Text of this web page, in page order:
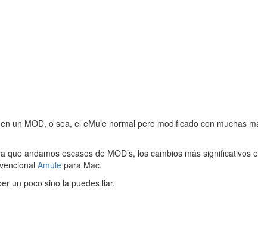
un MOD, o sea, el eMule normal pero modificado con muchas
andamos escasos de MOD’s, los cambios más significativos
Amule para Mac.
un poco sino la puedes liar.